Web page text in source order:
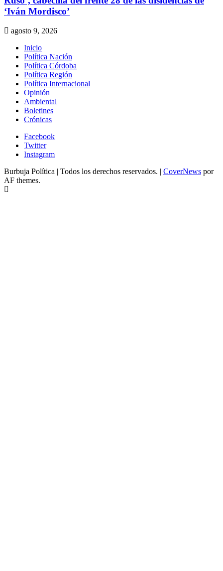
‘Iván Mordisco’
agosto 9, 2026
Inicio
Política Nación
Política Córdoba
Política Región
Política Internacional
Opinión
Ambiental
Boletines
Crónicas
Facebook
Twitter
Instagram
Burbuja Política | Todos los derechos reservados. | CoverNews por
AF themes.